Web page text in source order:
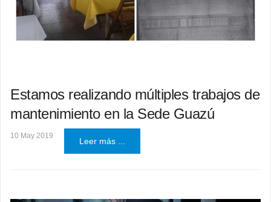
Estamos realizando múltiples trabajos de
mantenimiento en la Sede Guazú
10 May 2019
Leer más ...